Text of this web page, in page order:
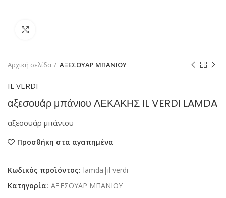
Αρχική σελίδα ΑΞΕΣΟΥΑΡ ΜΠΑΝΙΟΥ
IL VERDI
αξεσουάρ μπάνιου ΛΕΚΑΚΗΣ IL VERDI LAMDA
αξεσουάρ μπάνιου
Προσθήκη στα αγαπημένα
Κωδικός προϊόντος: lamda|il verdi
Κατηγορία: ΑΞΕΣΟΥΑΡ ΜΠΑΝΙΟΥ